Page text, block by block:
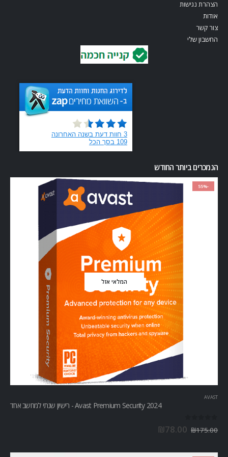
הצהרת נגישות
אודות
צור קשר
החשבון שלי
הנמכרים ביותר החודש
-55%
המלאי אזל
AVAST
Avast Premium Security 2024 - רישיון שנתי למחשב אחד
₪175.00
₪78.00